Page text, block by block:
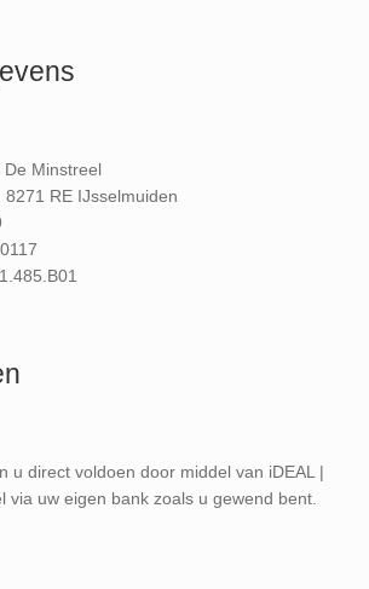
Minstreel
RE IJsselmuiden
u direct voldoen door middel van iDEAL |
via uw eigen bank zoals u gewend bent.